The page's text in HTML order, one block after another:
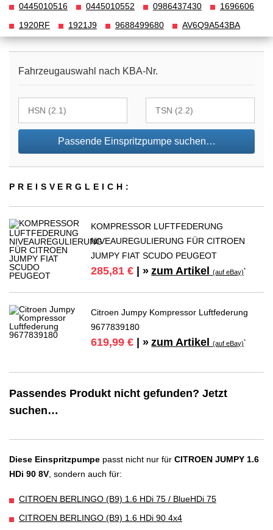
0445010516 0445010552 0986437430
1696606
1920RF
1921J9 9688499680 AV6Q9A543BA
Fahrzeugauswahl nach KBA-Nr.
Passende Einspritzpumpe suchen…
PREIS­VER­GLEICH:
KOMPRESSOR LUFTFEDERUNG
NIVEAUREGULIERUNG FÜR CITROEN
JUMPY FIAT SCUDO PEUGEOT
285,81 € | » zum Artikel(auf eBay)*
Citroen Jumpy Kompressor Luftfederung
9677839180
619,99 € | » zum Artikel(auf eBay)*
Passendes Produkt nicht gefunden? Jetzt
suchen…
Diese Einspritzpumpe passt nicht nur für CITROEN JUMPY 1.6
HDi 90 8V , sondern auch für:
CITROEN BERLINGO (B9) 1.6 HDi 75 / BlueHDi 75
CITROEN BERLINGO (B9) 1.6 HDi 90 4x4